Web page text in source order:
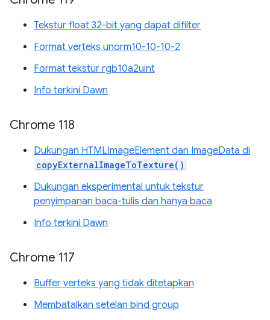
Tekstur float 32-bit yang dapat difilter
Format verteks unorm10-10-10-2
Format tekstur rgb10a2uint
Info terkini Dawn
Chrome 118
Dukungan HTMLImageElement dan ImageData di
copyExternalImageToTexture()
Dukungan eksperimental untuk tekstur
penyimpanan baca-tulis dan hanya baca
Info terkini Dawn
Chrome 117
Buffer verteks yang tidak ditetapkan
Membatalkan setelan bind group